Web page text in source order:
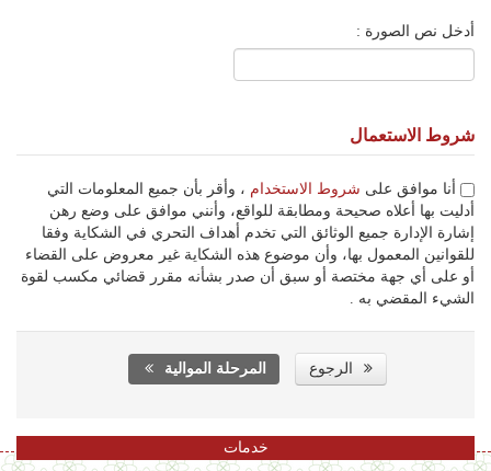
أدخل نص الصورة :
شروط الاستعمال
شروط الاستخدام ، وأقر بأن جميع المعلومات التي
أدليت بها أعلاه صحيحة ومطابقة للواقع، وأنني موافق على وضع رهن
إشارة الإدارة جميع الوثائق التي تخدم أهداف التحري في الشكاية وفقا
للقوانين المعمول بها، وأن موضوع هذه الشكاية غير معروض على القضاء
أو على أي جهة مختصة أو سبق أن صدر بشأنه مقرر قضائي مكسب لقوة
الشيء المقضي به .
الرجوع المرحلة الموالية
خدمات